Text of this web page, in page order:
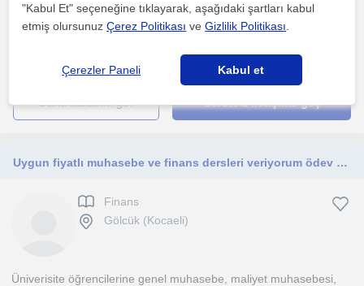
Ekonomiyi takip etmek, kişisel finans kararlarını verebilmek, kişisel
finansını yönetmek, finansal okuryazarlığın a...
daha fazlasını gör Ücretsiz iletişime geç
Uygun fiyatlı muhasebe ve finans dersleri veriyorum ödev hazırlıyorum
Finans
Gölcük (Kocaeli)
Üniverisite öğrencilerine genel muhasebe, maliyet muhasebesi,
"Kabul Et" seçeneğine tıklayarak, aşağıdaki şartları kabul
etmiş olursunuzÇerez Politikası veGizlilik Politikası
Çerezler Paneli Kabul et